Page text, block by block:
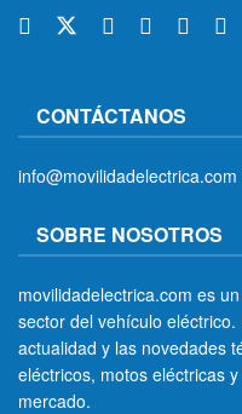
CONTÁCTANOS
info@movilidadelectrica.com
SOBRE NOSOTROS
movilidadelectrica.com es
sector del vehículo
actualidad y las novedades
eléctricos, motos eléctricas
mercado.